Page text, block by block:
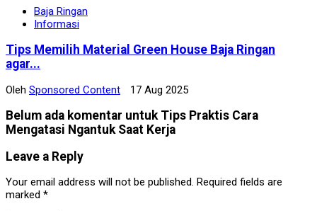
Baja Ringan
Informasi
Tips Memilih Material Green House Baja Ringan
agar...
Oleh Sponsored Content 17 Aug 2025
Belum ada komentar untuk Tips Praktis Cara
Mengatasi Ngantuk Saat Kerja
Leave a Reply
Your email address will not be published. Required fields are
marked *